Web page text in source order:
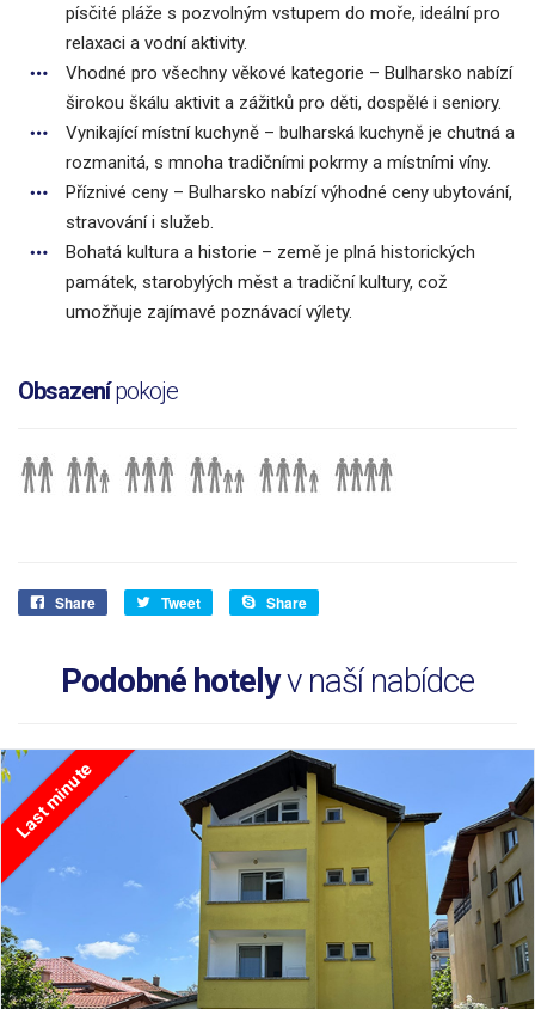
písčité pláže s pozvolným vstupem do moře, ideální pro
relaxaci a vodní aktivity.
Vhodné pro všechny věkové kategorie – Bulharsko nabízí
širokou škálu aktivit a zážitků pro děti, dospělé i seniory.
Vynikající místní kuchyně – bulharská kuchyně je chutná a
rozmanitá, s mnoha tradičními pokrmy a místními víny.
Příznivé ceny – Bulharsko nabízí výhodné ceny ubytování,
stravování i služeb.
Bohatá kultura a historie – země je plná historických
památek, starobylých měst a tradiční kultury, což
umožňuje zajímavé poznávací výlety.
Obsazenípokoje
Share Tweet Share
Podobné hotelyv naší nabídce
Last minute